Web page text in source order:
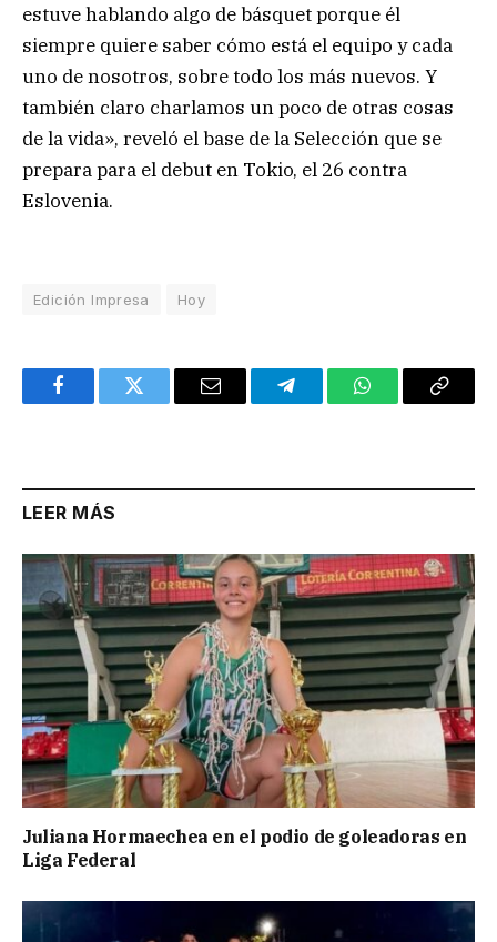
estuve hablando algo de básquet porque él
siempre quiere saber cómo está el equipo y cada
uno de nosotros, sobre todo los más nuevos. Y
también claro charlamos un poco de otras cosas
de la vida», reveló el base de la Selección que se
prepara para el debut en Tokio, el 26 contra
Eslovenia.
Edición Impresa Hoy
FacebookTwitter Email TelegramWhatsAppCopy
LEER MÁS
Juliana Hormaechea en el podio de goleadoras en
Liga Federal